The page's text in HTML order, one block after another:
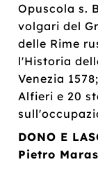
Opuscola s.
volgari del
delle Rime
l'Historia
Venezia
Alfieri e 20
DONO E
Pietro